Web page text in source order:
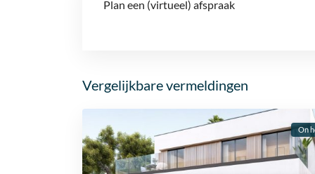
Plan een (virtueel) afspraak
Vergelijkbare vermeldingen
On